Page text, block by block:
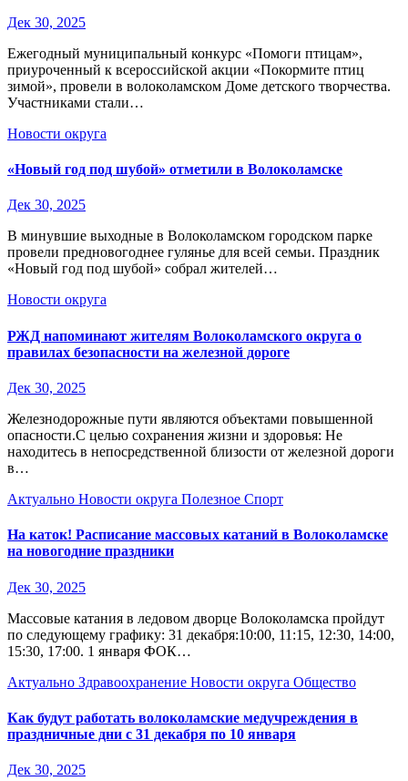
Дек 30, 2025
Ежегодный муниципальный конкурс «Помоги птицам»,
приуроченный к всероссийской акции «Покормите птиц
зимой», провели в волоколамском Доме детского творчества.
Участниками стали…
Новости округа
«Новый год под шубой» отметили в Волоколамске
Дек 30, 2025
В минувшие выходные в Волоколамском городском парке
провели предновогоднее гулянье для всей семьи. Праздник
«Новый год под шубой» собрал жителей…
Новости округа
РЖД напоминают жителям Волоколамского округа о
правилах безопасности на железной дороге
Дек 30, 2025
Железнодорожные пути являются объектами повышенной
опасности.С целью сохранения жизни и здоровья: Не
находитесь в непосредственной близости от железной дороги
в…
Актуально Новости округа Полезное Спорт
На каток! Расписание массовых катаний в Волоколамске
на новогодние праздники
Дек 30, 2025
Массовые катания в ледовом дворце Волоколамска пройдут
по следующему графику: 31 декабря:10:00, 11:15, 12:30, 14:00,
15:30, 17:00. 1 января ФОК…
Актуально Здравоохранение Новости округа Общество
Как будут работать волоколамские медучреждения в
праздничные дни с 31 декабря по 10 января
Дек 30, 2025